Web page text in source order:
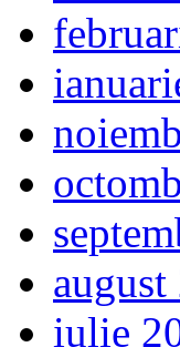
august
iulie